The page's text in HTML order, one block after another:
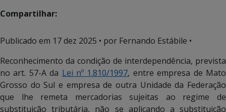
Compartilhar:
Publicado em 17 dez 2025 • por Fernando Estábile •
Reconhecimento da condição de interdependência, prevista
no art. 57-A da Lei nº 1.810/1997, entre empresa de Mato
Grosso do Sul e empresa de outra Unidade da Federação
que lhe remeta mercadorias sujeitas ao regime de
substituição tributária, não se aplicando a substituição